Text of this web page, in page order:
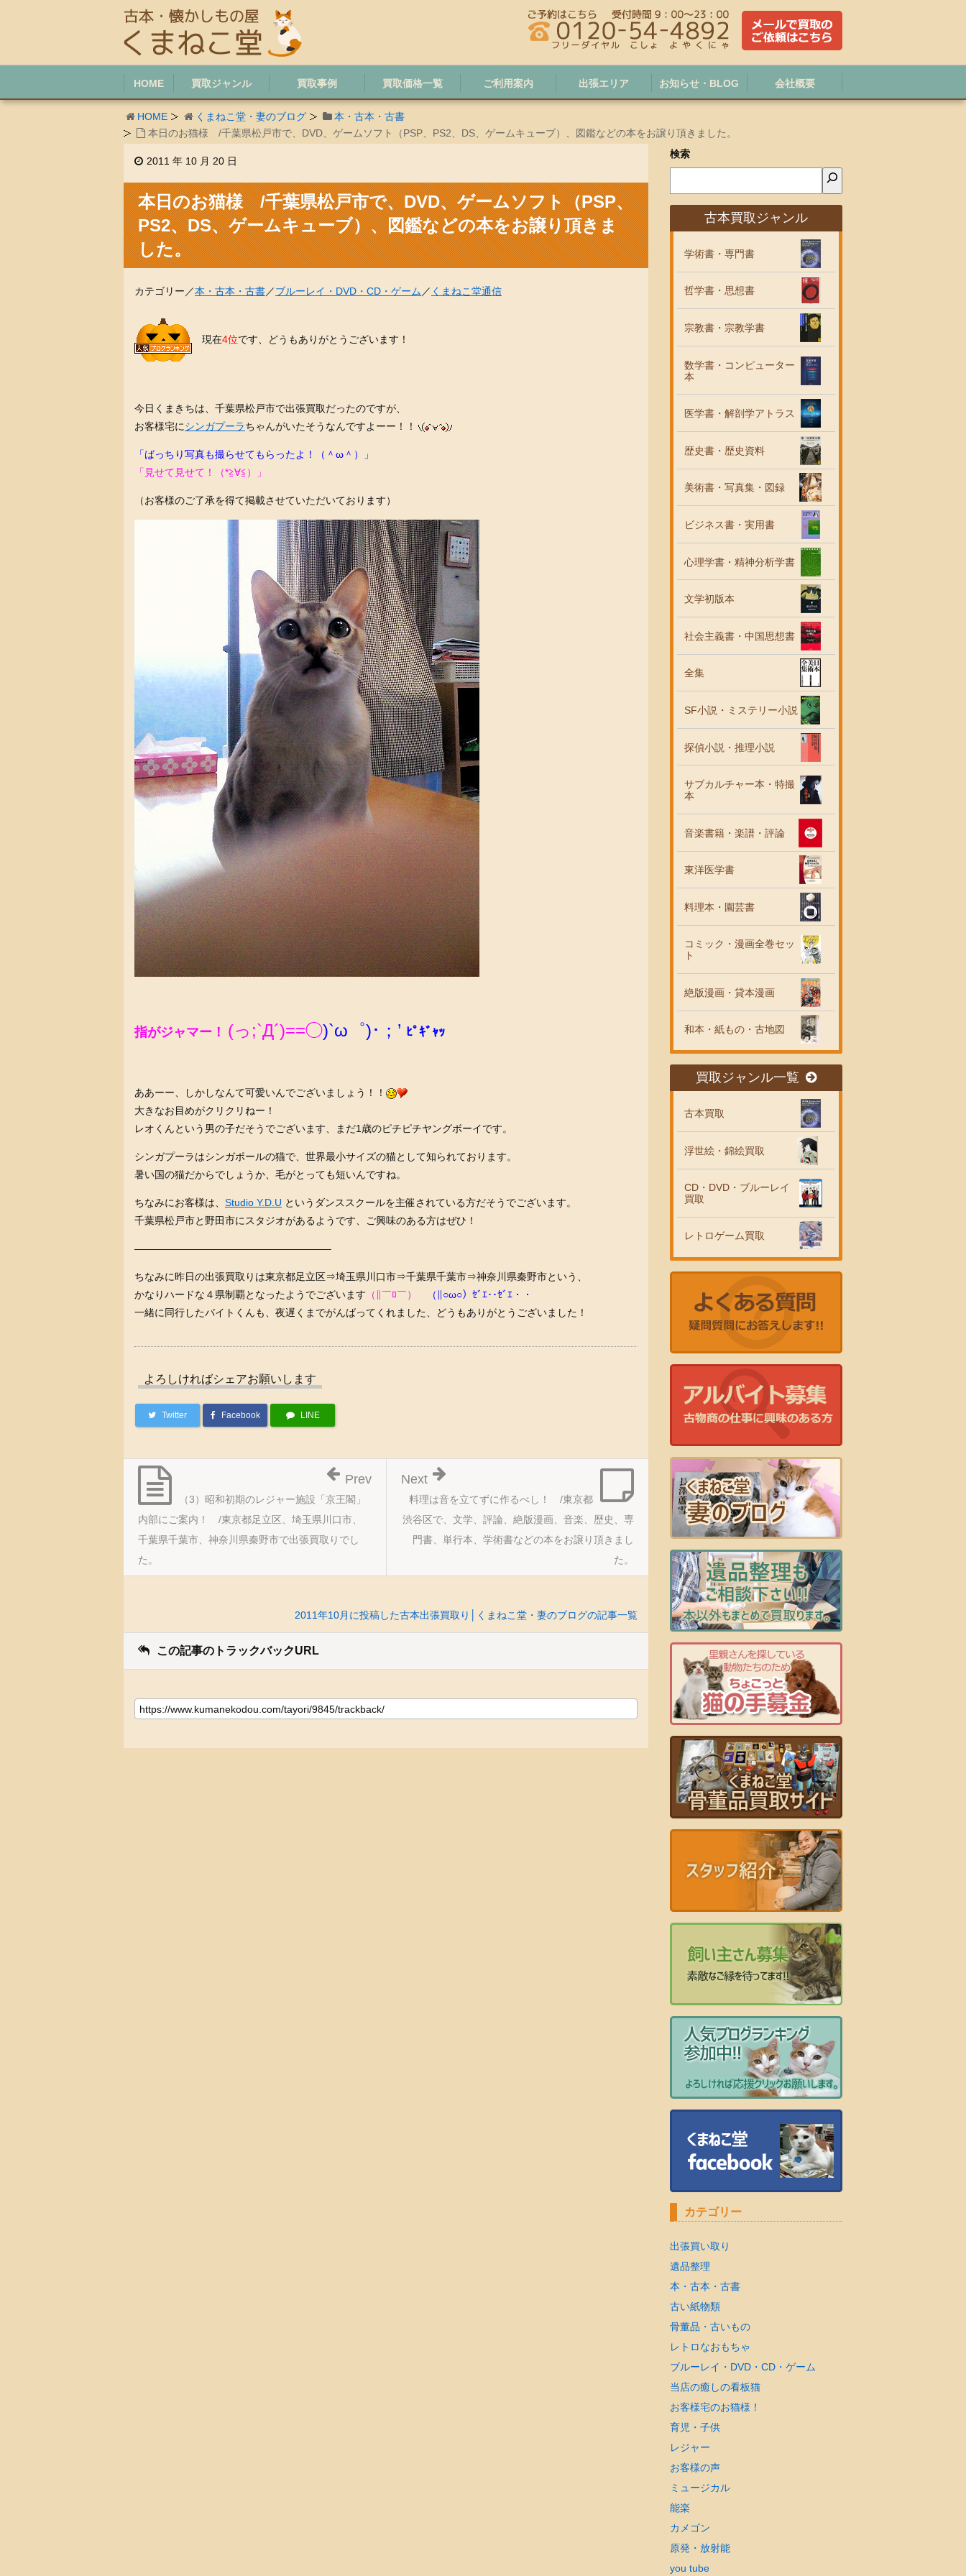
HOME 買取ジャンル 買取事例 買取価格一覧 ご利用案内 出張エリア お知らせ・BLOG 会社概要
HOME くまねこ堂・妻のブログ
本・古本・古書
本日のお猫様 /千葉県松戸市で、DVD、ゲームソフト（PSP、PS2、DS、ゲームキューブ）、図鑑などの本をお譲り頂きました。
2011 年 10 月 20 日
本日のお猫様 /千葉県松戸市で、DVD、ゲームソフト（PSP、
PS2、DS、ゲームキューブ）、図鑑などの本をお譲り頂きま
した。
カテゴリー／本・古本・古書／ブルーレイ・DVD・CD・ゲーム ／ くまねこ堂通信
現在4位です、どうもありがとうございます！
今日くまきちは、千葉県松戸市で出張買取だったのですが、
お客様宅にシンガプーラちゃんがいたそうなんですよーー！！
「ばっちり写真も撮らせてもらったよ！（＾ω＾）」
「見せて見せて！（*≧∀≦）」
（お客様のご了承を得て掲載させていただいております）
指がジャマー！ (っ;`Д´)==◯)`ω゜)･；’ ﾋﾟｷﾞｬｯ
ああーー、しかしなんて可愛いんでございましょう！！
大きなお目めがクリクリねー！
レオくんという男の子だそうでございます、まだ1歳のピチピチヤングボーイです。
シンガプーラはシンガポールの猫で、世界最小サイズの猫として知られております。
暑い国の猫だからでしょうか、毛がとっても短いんですね。
ちなみにお客様は、 Studio Y.D.U というダンススクールを主催されている方だそうでございます。
千葉県松戸市と野田市にスタジオがあるようです、ご興味のある方はぜひ！
———————————————————–
ちなみに昨日の出張買取りは東京都足立区⇒埼玉県川口市⇒千葉県千葉市⇒神奈川県秦野市という、
かなりハードな４県制覇となったようでございます （∥￣ﾛ￣）
（∥○ω○）ｾﾞｴ･･ｾﾞｴ・・
一緒に同行したバイトくんも、夜遅くまでがんばってくれました、どうもありがとうございました！
よろしければシェアお願いします
Twitter Facebook LINE
料理は音を立てずに作るべし！ /東京都
渋谷区で、文学、評論、絶版漫画、音楽、歴史、専
門書、単行本、学術書などの本をお譲り頂きまし
た。
Next
（3）昭和初期のレジャー施設「京王閣」
内部にご案内！ /東京都足立区、埼玉県川口市、
千葉県千葉市、神奈川県秦野市で出張買取りでし
た。
Prev
2011年10月に投稿した古本出張買取り│くまねこ堂・妻のブログの記事一覧
この記事のトラックバックURL
検索
古本買取ジャンル
学術書・専門書
哲学書・思想書
宗教書・宗教学書
数学書・コンピューター
本
医学書・解剖学アトラス
歴史書・歴史資料
美術書・写真集・図録
ビジネス書・実用書
心理学書・精神分析学書
文学初版本
社会主義書・中国思想書
全集
SF小説・ミステリー小説
探偵小説・推理小説
サブカルチャー本・特撮
本
音楽書籍・楽譜・評論
東洋医学書
料理本・園芸書
コミック・漫画全巻セッ
ト
絶版漫画・貸本漫画
和本・紙もの・古地図
買取ジャンル一覧
古本買取
浮世絵・錦絵買取
CD・DVD・ブルーレイ
買取
レトロゲーム買取
カテゴリー
出張買い取り
遺品整理
本・古本・古書
古い紙物類
骨董品・古いもの
レトロなおもちゃ
ブルーレイ・DVD・CD・ゲーム
当店の癒しの看板猫
お客様宅のお猫様！
育児・子供
レジャー
お客様の声
ミュージカル
能楽
カメゴン
原発・放射能
you tube